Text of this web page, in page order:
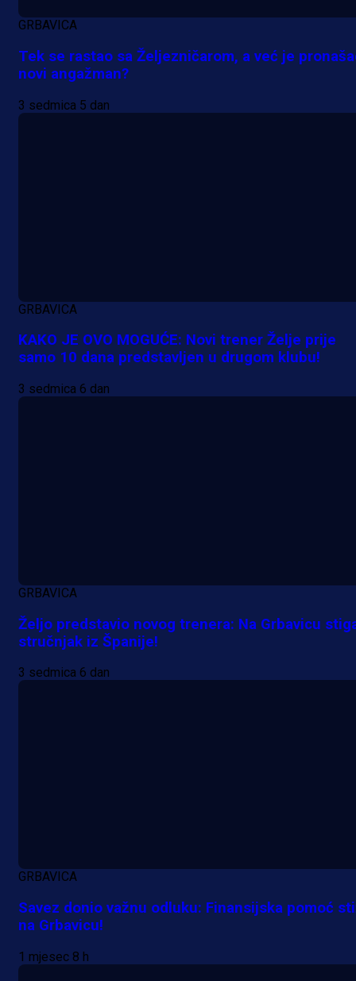
GRBAVICA
Tek se rastao sa Željezničarom, a već je
novi angažman?
3 sedmica 5 dan
GRBAVICA
KAKO JE OVO MOGUĆE: Novi trener Želje prije
samo 10 dana predstavljen u drugom klubu!
3 sedmica 6 dan
GRBAVICA
Željo predstavio novog trenera: Na Grbavicu
stručnjak iz Španije!
3 sedmica 6 dan
GRBAVICA
Savez donio važnu odluku: Finansijska pomoć
na Grbavicu!
1 mjesec 8 h